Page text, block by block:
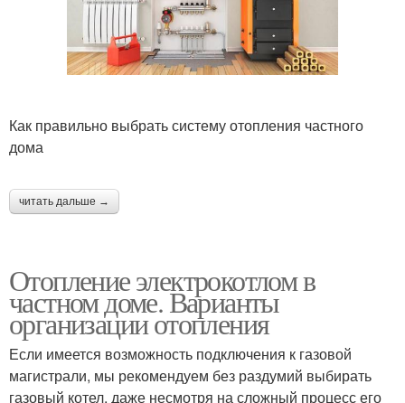
Как правильно выбрать систему отопления частного
дома
читать дальше →
Отопление электрокотлом в
частном доме. Варианты
организации отопления
Если имеется возможность подключения к газовой
магистрали, мы рекомендуем без раздумий выбирать
газовый котел, даже несмотря на сложный процесс его